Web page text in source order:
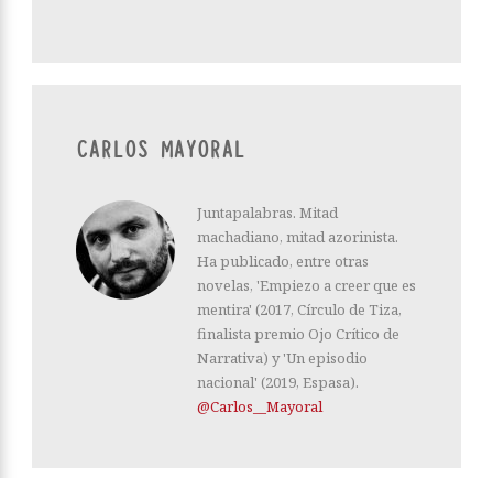
CARLOS MAYORAL
Juntapalabras. Mitad
machadiano, mitad azorinista.
Ha publicado, entre otras
novelas, 'Empiezo a creer que es
mentira' (2017, Círculo de Tiza,
finalista premio Ojo Crítico de
Narrativa) y 'Un episodio
nacional' (2019, Espasa).
@Carlos__Mayoral